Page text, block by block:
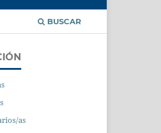
BUSCAR
as